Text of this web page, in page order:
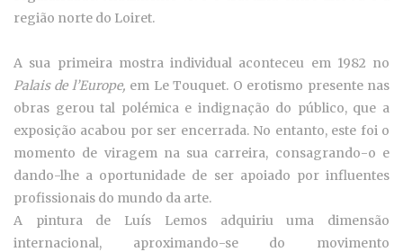
região norte do Loiret.
A sua primeira mostra individual aconteceu em 1982 no
Palais de l’Europe, em Le Touquet. O erotismo presente nas
obras gerou tal polémica e indignação do público, que a
exposição acabou por ser encerrada. No entanto, este foi o
momento de viragem na sua carreira, consagrando-o e
dando-lhe a oportunidade de ser apoiado por influentes
profissionais do mundo da arte.
A pintura de Luís Lemos adquiriu uma dimensão
internacional, aproximando-se do movimento